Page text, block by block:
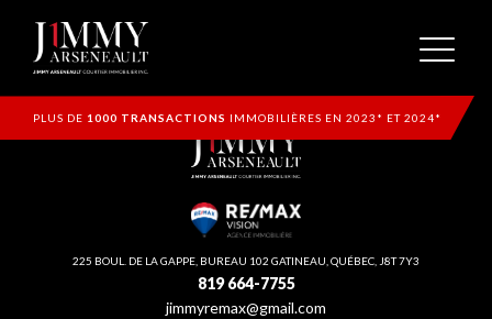
PLUS DE 1000 TRANSACTIONS IMMOBILIÈRES EN 2023* ET 2024*
225 BOUL. DE LA GAPPE, BUREAU 102 GATINEAU, QUÉBEC, J8T 7Y3
819 664-7755
jimmyremax@gmail.com